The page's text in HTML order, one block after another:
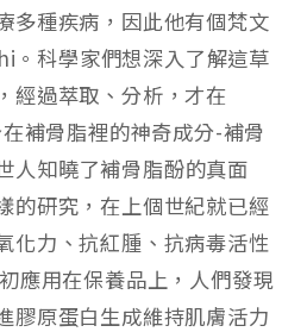
多種疾病，因此他有個梵文
。科學家們想深入了解這草
經過萃取、分析，才在
補骨脂裡的神奇成分-補骨
知曉了補骨脂酚的真面
的研究，在上個世紀就已經
化力、抗紅腫、抗病毒活性
應用在保養品上，人們發現
膠原蛋白生成維持肌膚活力